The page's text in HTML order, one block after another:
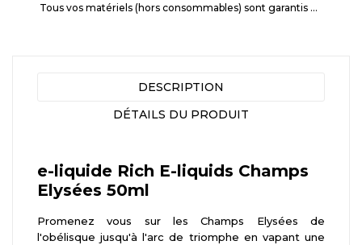
Tous vos matériels (hors consommables) sont garantis 3 mois à partir de la date d'achat
DESCRIPTION
DÉTAILS DU PRODUIT
e-liquide Rich E-liquids Champs
Elysées 50ml
Promenez vous sur les Champs Elysées de
l'obélisque jusqu'à l'arc de triomphe en vapant une